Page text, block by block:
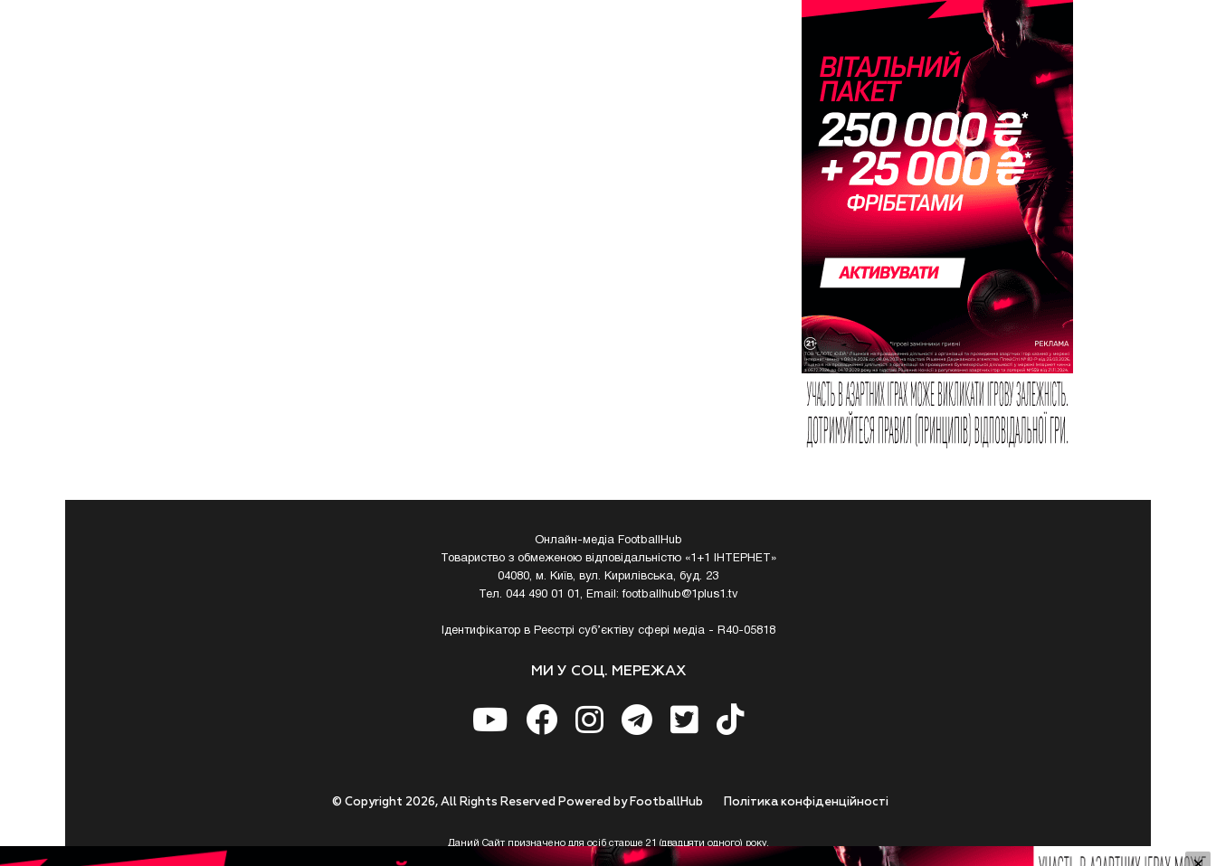
Онлайн-медіа FootballHub
Товариство з обмеженою відповідальністю «1+1 ІНТЕРНЕТ»
04080, м. Київ, вул. Кирилівська, буд. 23
Тел. 044 490 01 01, Email:footballhub@1plus1.tv
Ідентифікатор в Реєстрі суб’єктіву сфері медіа - R40-05818
МИ У СОЦ. МЕРЕЖАХ
Полiтика конфiденцiйностi
© Copyright 2026, All Rights Reserved Powered by FootballHub
Даний Сайт призначено для осіб старше 21 (двадцяти одного) року.
Приступаючи до використання https://footballhub.ua, Користувач цим підтверджує, що досяг 21-річного віку.